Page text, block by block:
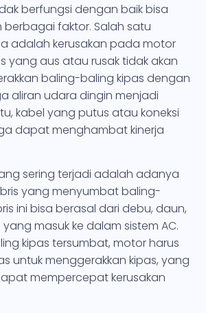
berfungsi dengan baik bisa
faktor. Salah satu
adalah kerusakan pada motor
yang aus atau rusak tidak akan
baling-baling kipas dengan
aliran udara dingin menjadi
kabel yang putus atau koneksi
dapat menghambat kinerja
sering terjadi adalah adanya
yang menyumbat baling-
ini bisa berasal dari debu, daun,
masuk ke dalam sistem AC.
kipas tersumbat, motor harus
untuk menggerakkan kipas, yang
mempercepat kerusakan